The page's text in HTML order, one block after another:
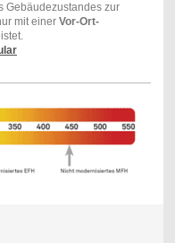
Gebäudezustandes zur
mit einer Vor-Ort-